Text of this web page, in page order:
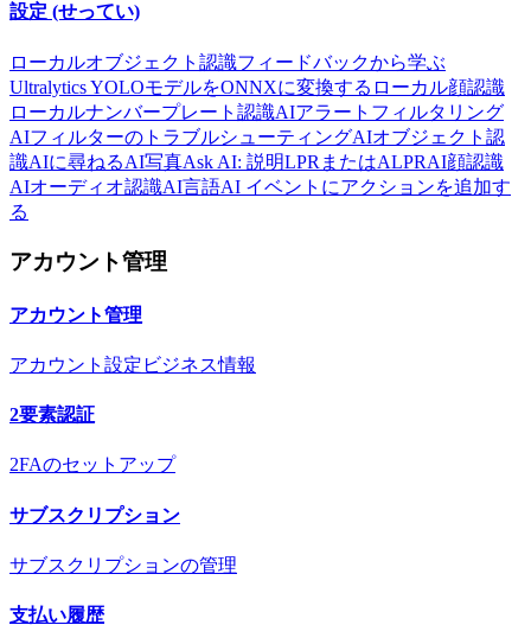
設定 (せってい)
ローカルオブジェクト認識フィードバックから学ぶ
Ultralytics YOLOモデルをONNXに変換する ローカル顔認識
ローカルナンバープレート認識AIアラートフィルタリング
AIフィルターのトラブルシューティングAIオブジェクト認
識AIに尋ねるAI写真Ask AI: 説明LPRまたはALPRAI顔認識
AIオーディオ認識AI言語AI イベントにアクションを追加す
る
アカウント管理
アカウント管理
アカウント設定 ビジネス情報
2要素認証
2FAのセットアップ
サブスクリプション
サブスクリプションの管理
支払い履歴